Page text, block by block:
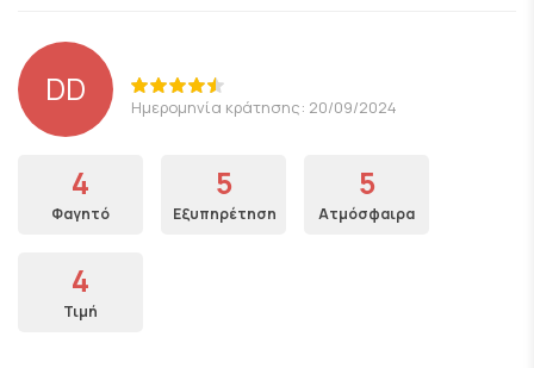
DD Ημερομηνία κράτησης: 20/09/2024
4
Φαγητό
5
Εξυπηρέτηση
5
Ατμόσφαιρα
4
Τιμή